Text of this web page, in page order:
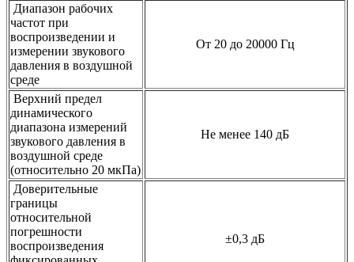
Диапазон рабочих
частот при
воспроизведении и
измерении звукового
давления в воздушной
среде
От 20 до 20000 Гц
Верхний предел
динамического
диапазона измерений
звукового давления в
воздушной среде
(относительно 20 мкПа)
Не менее 140 дБ
Доверительные
границы
относительной
погрешности
воспроизведения
±0,3 дБ